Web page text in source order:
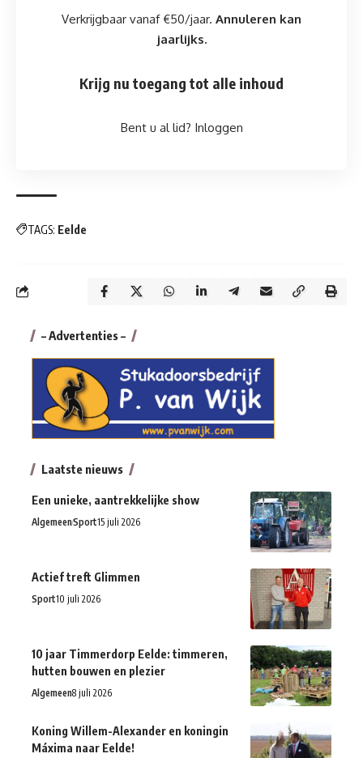
Verkrijgbaar vanaf €50/jaar. Annuleren kan
jaarlijks.
Krijg nu toegang tot alle inhoud
Bent u al lid? Inloggen
TAGS: Eelde
– Advertenties –
Laatste nieuws
Een unieke, aantrekkelijke show
AlgemeenSport15 juli 2026
Actief treft Glimmen
Sport10 juli 2026
10 jaar Timmerdorp Eelde: timmeren,
hutten bouwen en plezier
Algemeen8 juli 2026
Koning Willem-Alexander en koningin
Máxima naar Eelde!